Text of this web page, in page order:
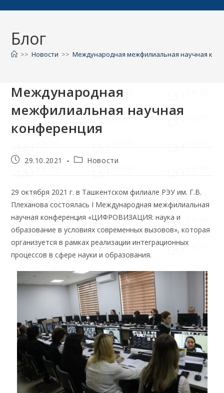
Блог
>> Новости >> Международная межфилиальная научная
Международная
межфилиальная научная
конференция
29.10.2021 Новости
29 октября 2021 г. в Ташкентском филиале РЭУ им. Г.В.
Плеханова состоялась I Международная межфилиальная
научная конференция «ЦИФРОВИЗАЦИЯ: наука и
образование в условиях современных вызовов», которая
организуется в рамках реализации интеграционных
процессов в сфере науки и образования.